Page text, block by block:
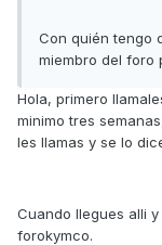
Con quién tengo
miembro del foro
Hola, primero
minimo tres
les llamas y se lo
Cuando llegues alli
forokymco.